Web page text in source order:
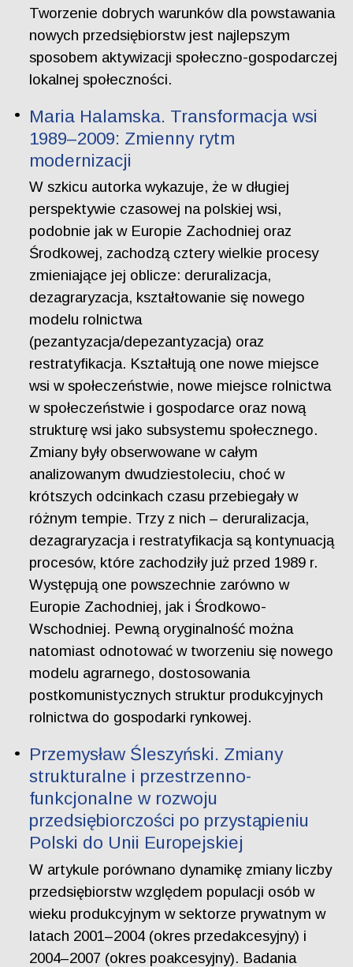
Tworzenie dobrych warunków dla powstawania
nowych przedsiębiorstw jest najlepszym
sposobem aktywizacji społeczno-gospodarczej
lokalnej społeczności.
Maria Halamska. Transformacja wsi
1989–2009: Zmienny rytm
modernizacji
W szkicu autorka wykazuje, że w długiej
perspektywie czasowej na polskiej wsi,
podobnie jak w Europie Zachodniej oraz
Środkowej, zachodzą cztery wielkie procesy
zmieniające jej oblicze: deruralizacja,
dezagraryzacja, kształtowanie się nowego
modelu rolnictwa
(pezantyzacja/depezantyzacja) oraz
restratyfikacja. Kształtują one nowe miejsce
wsi w społeczeństwie, nowe miejsce rolnictwa
w społeczeństwie i gospodarce oraz nową
strukturę wsi jako subsystemu społecznego.
Zmiany były obserwowane w całym
analizowanym dwudziestoleciu, choć w
krótszych odcinkach czasu przebiegały w
różnym tempie. Trzy z nich – deruralizacja,
dezagraryzacja i restratyfikacja są kontynuacją
procesów, które zachodziły już przed 1989 r.
Występują one powszechnie zarówno w
Europie Zachodniej, jak i Środkowo-
Wschodniej. Pewną oryginalność można
natomiast odnotować w tworzeniu się nowego
modelu agrarnego, dostosowania
postkomunistycznych struktur produkcyjnych
rolnictwa do gospodarki rynkowej.
Przemysław Śleszyński. Zmiany
strukturalne i przestrzenno-
funkcjonalne w rozwoju
przedsiębiorczości po przystąpieniu
Polski do Unii Europejskiej
W artykule porównano dynamikę zmiany liczby
przedsiębiorstw względem populacji osób w
wieku produkcyjnym w sektorze prywatnym w
latach 2001–2004 (okres przedakcesyjny) i
2004–2007 (okres poakcesyjny). Badania